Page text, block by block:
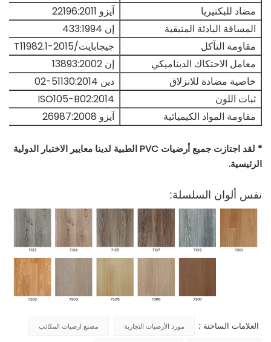
مضاد للبكتيريا
آيزو 22196:2011
المسافة البادئة المتبقية
إن 433:1994
مقاومة التآكل
جيجابايت/T11982.1-2015
معامل الاحتكاك الديناميكي
إن 13893:2002
خاصية مضادة للانزلاق
دين 51130:2014-02
ثبات اللون
ISO105-B02:2014
مقاومة المواد الكيميائية
آيزو 26987:2008
* لقد اجتازت جميع أرضيات PVC الطبية لدينا معايير الاختبار الدولية
الرئيسية.
نفس ألوان السلسلة:
العلامات الساخنة : مورد الأرضيات التجارية مصنع ارضيات المكاتب